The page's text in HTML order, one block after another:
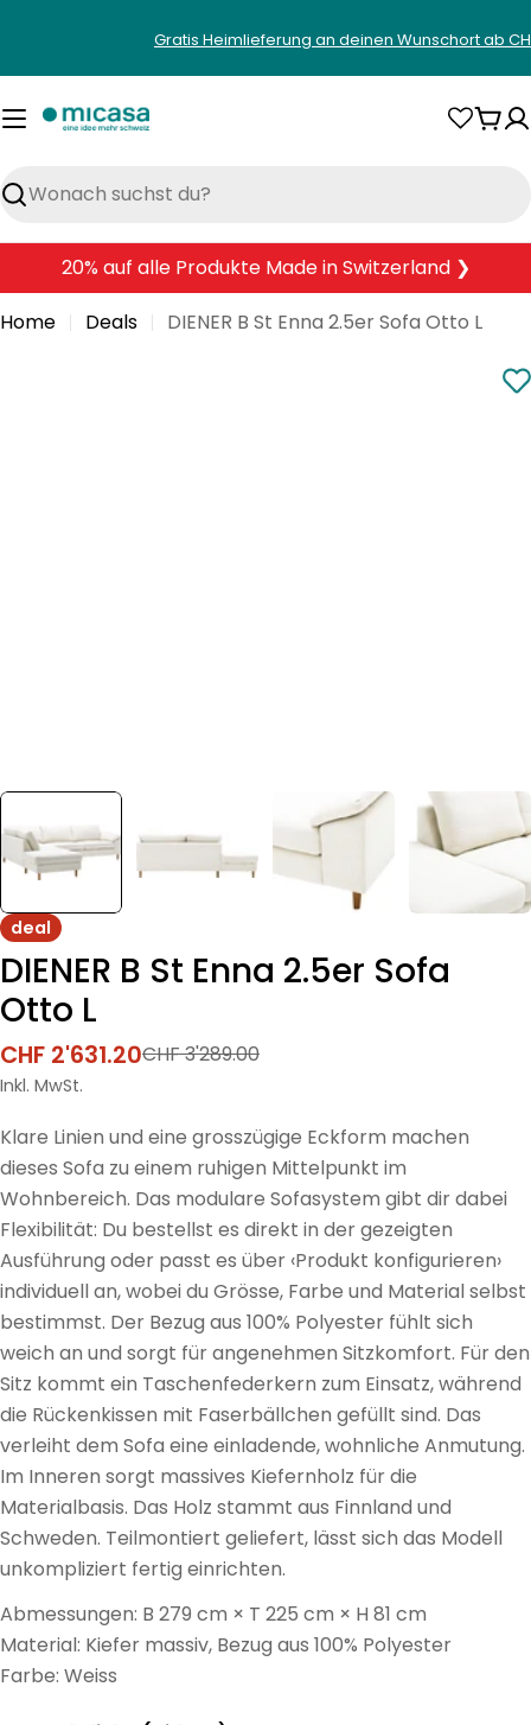
springen
Gratis Heimlieferung an deinen Wunschort ab
Suchen
20% auf alle Produkte Made in Switzerland ❯
Home
Deals DIENER B St Enna 2.5er Sofa Otto L
deal
DIENER B St Enna 2.5er Sofa
Otto L
Verkaufspreis
CHF 2'631.20
Regulärer
Preis
CHF 3'289.00
Inkl. MwSt.
Klare Linien und eine grosszügige Eckform machen
dieses Sofa zu einem ruhigen Mittelpunkt im
Wohnbereich. Das modulare Sofasystem gibt dir dabei
Flexibilität: Du bestellst es direkt in der gezeigten
Ausführung oder passt es über ‹Produkt konfigurieren›
individuell an, wobei du Grösse, Farbe und Material selbst
bestimmst. Der Bezug aus 100% Polyester fühlt sich
weich an und sorgt für angenehmen Sitzkomfort. Für den
Sitz kommt ein Taschenfederkern zum Einsatz, während
die Rückenkissen mit Faserbällchen gefüllt sind. Das
verleiht dem Sofa eine einladende, wohnliche Anmutung.
Im Inneren sorgt massives Kiefernholz für die
Materialbasis. Das Holz stammt aus Finnland und
Schweden. Teilmontiert geliefert, lässt sich das Modell
unkompliziert fertig einrichten.
Abmessungen: B 279 cm × T 225 cm × H 81 cm
Material: Kiefer massiv, Bezug aus 100% Polyester
Farbe: Weiss